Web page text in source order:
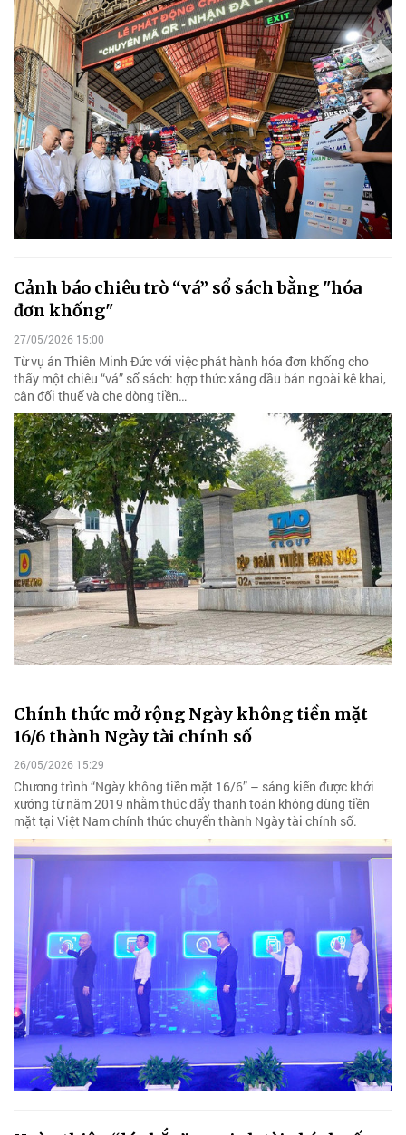
Cảnh báo chiêu trò “vá” sổ sách bằng "hóa
đơn khống"
27/05/2026 15:00
Từ vụ án Thiên Minh Đức với việc phát hành hóa đơn khống cho
thấy một chiêu “vá” sổ sách: hợp thức xăng dầu bán ngoài kê khai,
cân đối thuế và che dòng tiền…
Chính thức mở rộng Ngày không tiền mặt
16/6 thành Ngày tài chính số
26/05/2026 15:29
Chương trình “Ngày không tiền mặt 16/6” – sáng kiến được khởi
xướng từ năm 2019 nhằm thúc đẩy thanh toán không dùng tiền
mặt tại Việt Nam chính thức chuyển thành Ngày tài chính số.